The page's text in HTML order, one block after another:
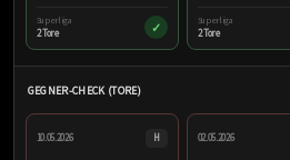
Superliga
2 Tore ✓ Superliga
2 Tore
GEGNER-CHECK (TORE)
10.05.2026 H 02.05.2026